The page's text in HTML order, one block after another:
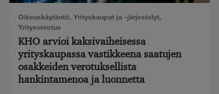
Oikeuskäytäntö, Yrityskaupat ja -järjestelyt,
Yritysverotus
KHO arvioi kaksivaiheisessa
yrityskaupassa vastikkeena saatujen
osakkeiden verotuksellista
hankintamenoa ja luonnetta